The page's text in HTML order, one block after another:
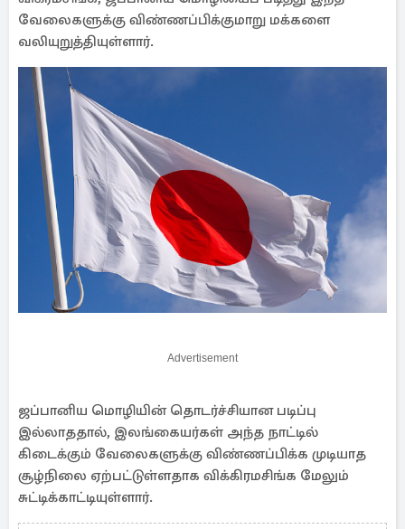
வேலைகளுக்கு விண்ணப்பிக்குமாறு மக்களை
வலியுறுத்தியுள்ளார்.
Advertisement
ஜப்பானிய மொழியின் தொடர்ச்சியான படிப்பு
இல்லாததால், இலங்கையர்கள் அந்த நாட்டில்
கிடைக்கும் வேலைகளுக்கு விண்ணப்பிக்க முடியாத
சூழ்நிலை ஏற்பட்டுள்ளதாக விக்கிரமசிங்க மேலும்
சுட்டிக்காட்டியுள்ளார்.